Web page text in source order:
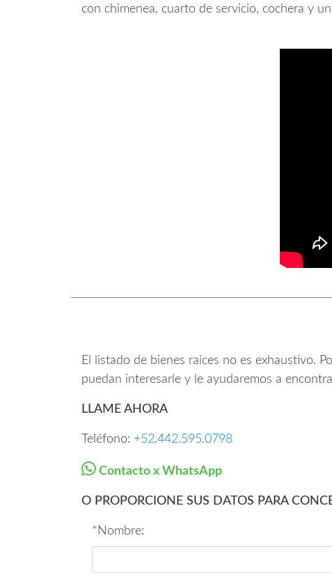
con chimenea, cuarto de servicio, cochera y
El listado de bienes raíces no es exhaustivo.
puedan interesarle y le ayudaremos a
LLAME AHORA
Teléfono: +52.442.595.0798
Contacto x WhatsApp
O PROPORCIONE SUS DATOS PARA
*Nombre: